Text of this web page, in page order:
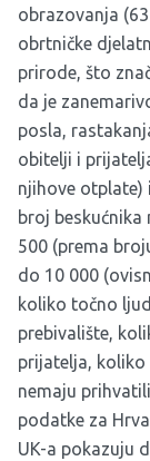
obrazovanja
obrtničke
prirode, što
da je
posla,
obitelji i
njihove otplate)
broj
500 (prema
do 10 000
koliko točno
prebivalište,
prijatelja, koliko
nemaju
podatke za
UK-a pokazuju